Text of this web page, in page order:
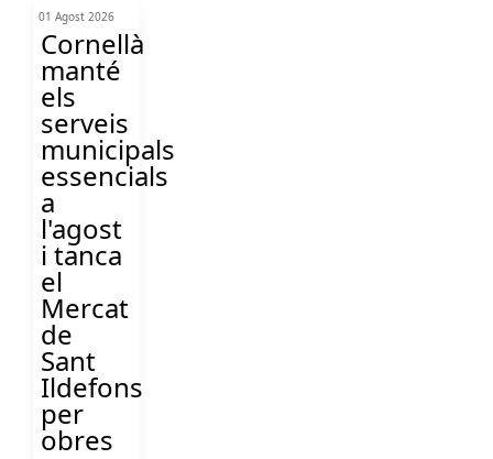
01 Agost 2026
Cornellà
manté
els
serveis
municipals
essencials
a
l'agost
i tanca
el
Mercat
de
Sant
Ildefons
per
obres